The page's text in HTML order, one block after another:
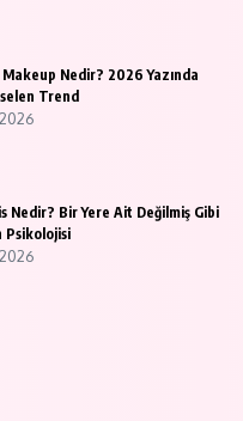
Nedir? 2026 Yazında
Trend
Nedir? Bir Yere Ait Değilmiş Gibi
Psikolojisi